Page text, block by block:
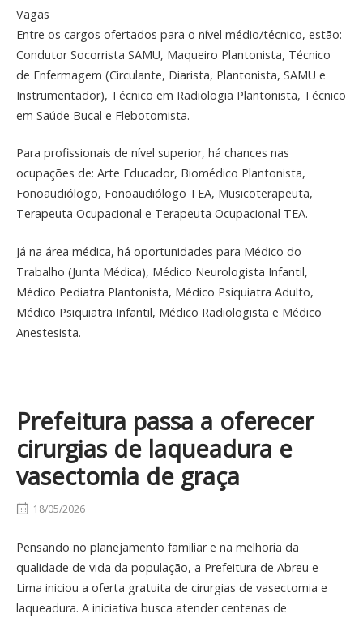
Vagas
Entre os cargos ofertados para o nível médio/técnico, estão:
Condutor Socorrista SAMU, Maqueiro Plantonista, Técnico
de Enfermagem (Circulante, Diarista, Plantonista, SAMU e
Instrumentador), Técnico em Radiologia Plantonista, Técnico
em Saúde Bucal e Flebotomista.
Para profissionais de nível superior, há chances nas
ocupações de: Arte Educador, Biomédico Plantonista,
Fonoaudiólogo, Fonoaudiólogo TEA, Musicoterapeuta,
Terapeuta Ocupacional e Terapeuta Ocupacional TEA.
Já na área médica, há oportunidades para Médico do
Trabalho (Junta Médica), Médico Neurologista Infantil,
Médico Pediatra Plantonista, Médico Psiquiatra Adulto,
Médico Psiquiatra Infantil, Médico Radiologista e Médico
Anestesista.
Prefeitura passa a oferecer
cirurgias de laqueadura e
vasectomia de graça
18/05/2026
Pensando no planejamento familiar e na melhoria da
qualidade de vida da população, a Prefeitura de Abreu e
Lima iniciou a oferta gratuita de cirurgias de vasectomia e
laqueadura. A iniciativa busca atender centenas de